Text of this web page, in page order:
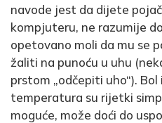
navode jest da dijete
kompjuteru, ne razumije
opetovano moli da mu se
žaliti na punoću u uhu
prstom „odčepiti uho“). Bol
temperatura su rijetki
moguće, može doći do